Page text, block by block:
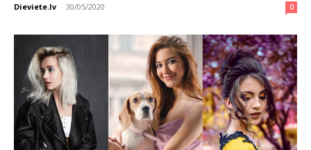
Dieviete.lv - 30/05/2020 0